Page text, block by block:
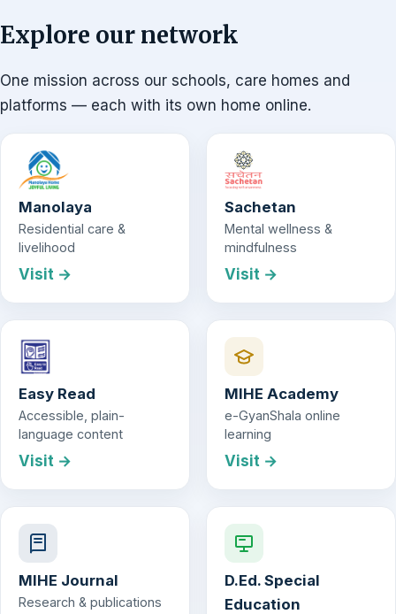
Explore our network
One mission across our schools, care homes and
platforms — each with its own home online.
Manolaya
Residential care &
livelihood
Visit →
Sachetan
Mental wellness &
mindfulness
Visit →
Easy Read
Accessible, plain-
language content
Visit →
MIHE Academy
e-GyanShala online
learning
Visit →
MIHE Journal
Research & publications
D.Ed. Special
Education